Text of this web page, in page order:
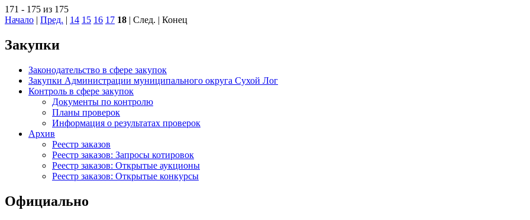
171 - 175 из 175
Начало | Пред. | 14 15 16 17 18 | След. | Конец
Закупки
Законодательство в сфере закупок
Закупки Администрации муниципального округа Сухой Лог
Контроль в сфере закупок
Документы по контролю
Планы проверок
Информация о результатах проверок
Архив
Реестр заказов
Реестр заказов: Запросы котировок
Реестр заказов: Открытые аукционы
Реестр заказов: Открытые конкурсы
Официально